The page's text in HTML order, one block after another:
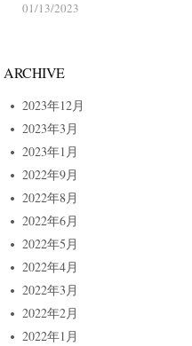
01/13/2023
ARCHIVE
2023年12月
2023年3月
2023年1月
2022年9月
2022年8月
2022年6月
2022年5月
2022年4月
2022年3月
2022年2月
2022年1月